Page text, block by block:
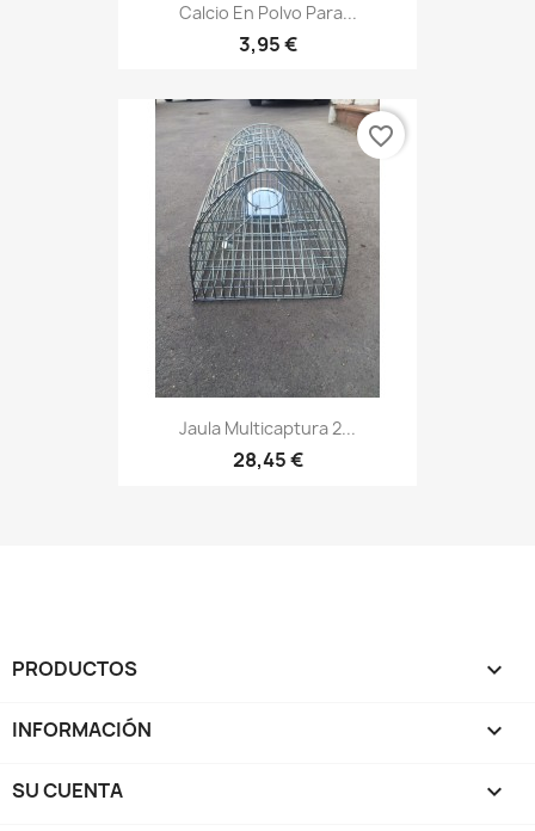
Calcio En Polvo Para...
3,95 €
Jaula Multicaptura 2...
28,45 €
favorite_border
PRODUCTOS 
INFORMACIÓN 
SU CUENTA 